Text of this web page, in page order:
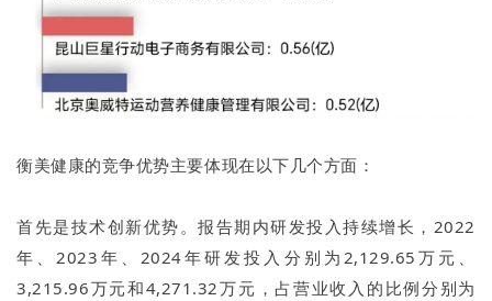
衡美健康的竞争优势主要体现在以下几个方面：
首先是技术创新优势。报告期内研发投入持续增长，2022
年、2023年、2024年研发投入分别为2,129.65万元、
3,215.96万元和4,271.32万元，占营业收入的比例分别为